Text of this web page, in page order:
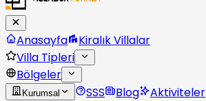
Anasayfa
Kiralık Villalar
Villa Tipleri
Bölgeler
Kurumsal SSS Blog
Aktiviteler